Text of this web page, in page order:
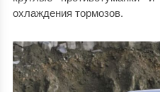
охлаждения тормозов.